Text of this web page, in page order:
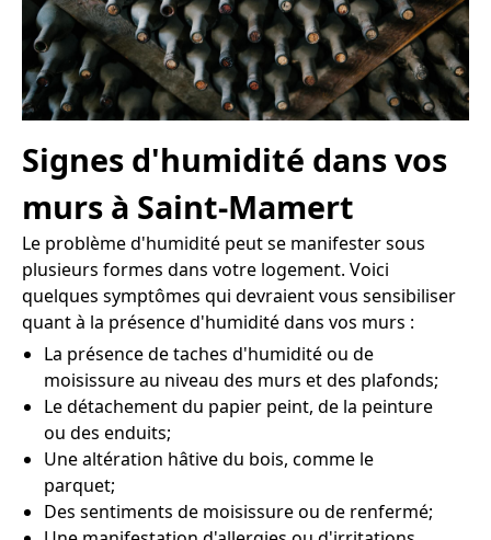
Signes d'humidité dans vos
murs à Saint-Mamert
Le problème d'humidité peut se manifester sous
plusieurs formes dans votre logement. Voici
quelques symptômes qui devraient vous sensibiliser
quant à la présence d'humidité dans vos murs :
La présence de taches d'humidité ou de
moisissure au niveau des murs et des plafonds;
Le détachement du papier peint, de la peinture
ou des enduits;
Une altération hâtive du bois, comme le
parquet;
Des sentiments de moisissure ou de renfermé;